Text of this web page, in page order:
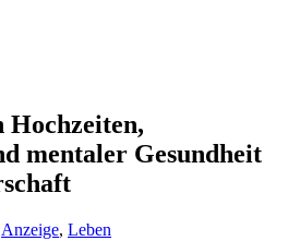
Hochzeiten,
mentaler Gesundheit
Anzeige, Leben